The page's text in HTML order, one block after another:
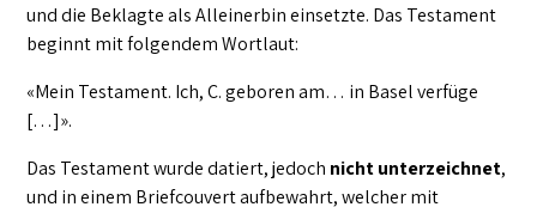
und die Beklagte als Alleinerbin einsetzte. Das Testament
beginnt mit folgendem Wortlaut:
«Mein Testament. Ich, C. geboren am… in Basel verfüge
[…]».
Das Testament wurde datiert, jedoch nicht unterzeichnet,
und in einem Briefcouvert aufbewahrt, welcher mit